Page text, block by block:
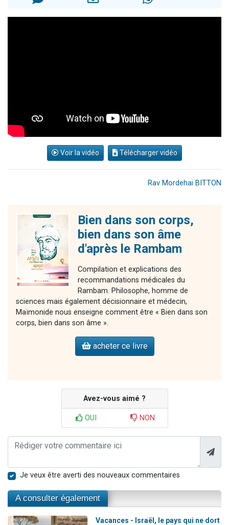
Voir la vidéo Télécharger vidéo
Rav Mordehai BITTON
Bien dans son corps,
bien dans son âme
d'après le Rambam
Compilation et explications des
recommandations médicales du
Rambam. Philosophe, homme de
sciences mais également décisionnaire et médecin,
Maïmonide nous enseigne comment être « Bien dans son
corps, bien dans son âme ».
acheter ce livre
Avez-vous aimé ?
OUI NON
Je veux être averti des nouveaux commentaires
A consulter également
Vacances - Israël, le pays qui ne dort